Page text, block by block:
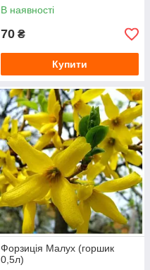
В наявності
70 ₴
Купити
Форзиція Малух (горшик
0,5л)